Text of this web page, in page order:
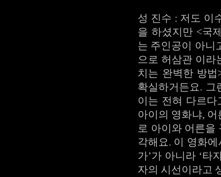
성 진수 : 저도 이
을 하셨지만 <국
는 주인공이 아니
으로 허삼관 이라
치는 완벽한 방
확실하거든요.
이는 전혀 다르
아이의 영화냐,
로 아이와 어른을
각해요. 이 영화에
가’가 아니라 ‘타
자의 시선이라고